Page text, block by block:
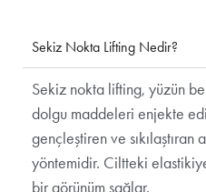
Sekiz Nokta Lifting Nedir?
Sekiz nokta lifting, yüzün
dolgu maddeleri enjekte
gençleştiren ve sıkılaştıran
yöntemidir. Ciltteki
bir görünüm sağlar.